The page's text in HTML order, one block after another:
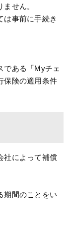
せん。
は事前に手続き
である「Myチェ
保険の適用条件
社によって補償
期間のことをい